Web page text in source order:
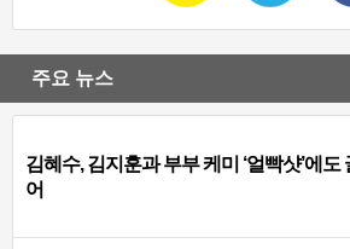
주요 뉴스
김혜수, 김지훈과 부부 케미 ‘얼빡샷’에도
어